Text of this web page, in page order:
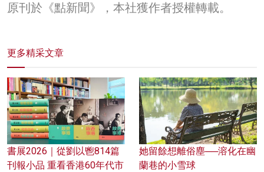
原刊於《點新聞》，本社獲作者授權轉載。
更多精采文章
書展2026｜從劉以鬯814篇
刊報小品 重看香港60年代市
她留餘想離俗塵──溶化在幽
蘭巷的小雪球